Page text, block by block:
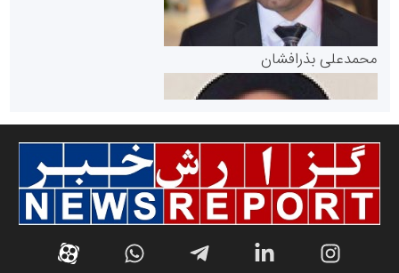
پایگاه خبری گفتمان یزد
سازمان صنعت،معدن و تجارت
محمدعلی بذرافشان